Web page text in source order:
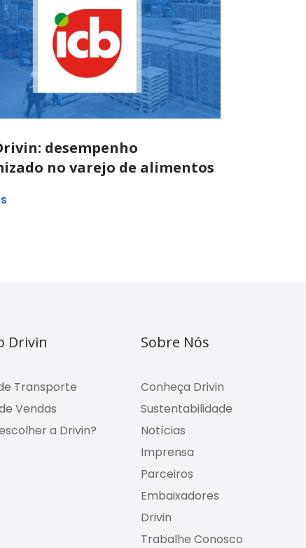
desempenho
no varejo de alimentos
Drivin
Transporte
Vendas
a Drivin?
Sobre Nós
Conheça Drivin
Sustentabilidade
Notícias
Imprensa
Parceiros
Embaixadores
Drivin
Trabalhe Conosco